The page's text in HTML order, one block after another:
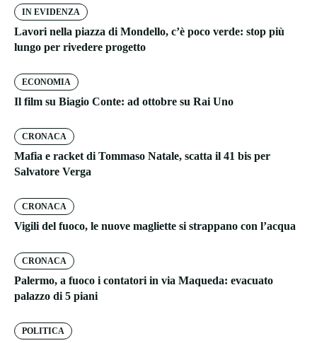
IN EVIDENZA
Lavori nella piazza di Mondello, c’è poco verde: stop più
lungo per rivedere progetto
ECONOMIA
Il film su Biagio Conte: ad ottobre su Rai Uno
CRONACA
Mafia e racket di Tommaso Natale, scatta il 41 bis per
Salvatore Verga
CRONACA
Vigili del fuoco, le nuove magliette si strappano con l’acqua
CRONACA
Palermo, a fuoco i contatori in via Maqueda: evacuato
palazzo di 5 piani
POLITICA